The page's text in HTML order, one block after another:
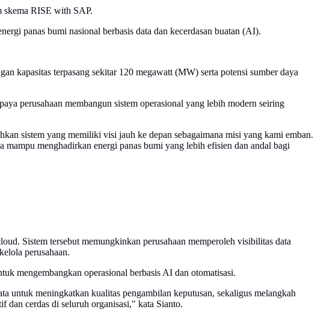
skema RISE with SAP.
panas bumi nasional berbasis data dan kecerdasan buatan (AI).
kapasitas terpasang sekitar 120 megawatt (MW) serta potensi sumber daya
perusahaan membangun sistem operasional yang lebih modern seiring
sistem yang memiliki visi jauh ke depan sebagaimana misi yang kami emban.
menghadirkan energi panas bumi yang lebih efisien dan andal bagi
Sistem tersebut memungkinkan perusahaan memperoleh visibilitas data
perusahaan.
mengembangkan operasional berbasis AI dan otomatisasi.
untuk meningkatkan kualitas pengambilan keputusan, sekaligus melangkah
dan cerdas di seluruh organisasi," kata Sianto.